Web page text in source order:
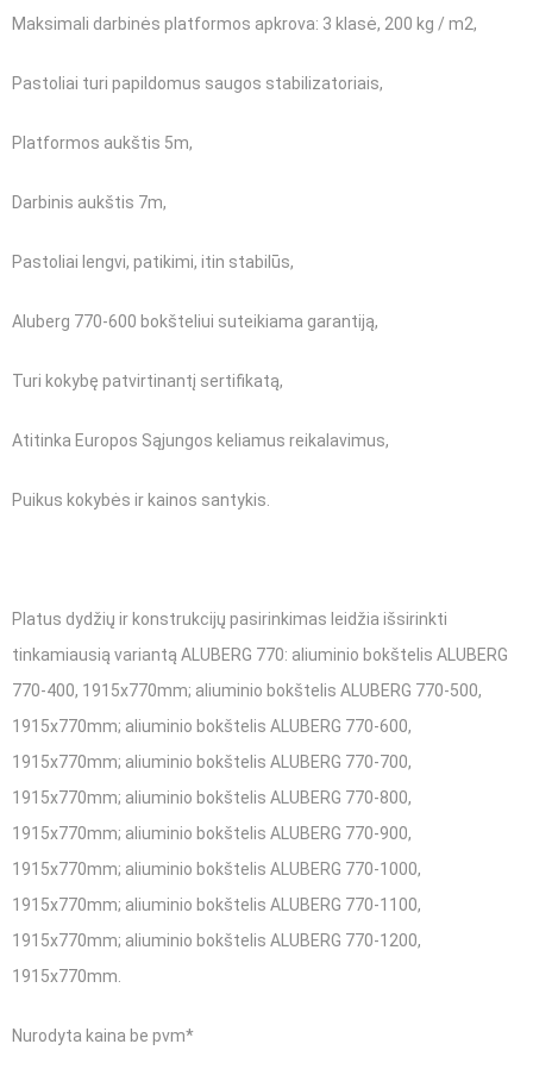
Maksimali darbinės platformos apkrova: 3 klasė, 200 kg / m2,
Pastoliai turi papildomus saugos stabilizatoriais,
Platformos aukštis 5m,
Darbinis aukštis 7m,
Pastoliai lengvi, patikimi, itin stabilūs,
Aluberg 770-600 bokšteliui suteikiama garantiją,
Turi kokybę patvirtinantį sertifikatą,
Atitinka Europos Sąjungos keliamus reikalavimus,
Puikus kokybės ir kainos santykis.
Platus dydžių ir konstrukcijų pasirinkimas leidžia išsirinkti
tinkamiausią variantą ALUBERG 770: aliuminio bokštelis ALUBERG
770-400, 1915x770mm; aliuminio bokštelis ALUBERG 770-500,
1915x770mm; aliuminio bokštelis ALUBERG 770-600,
1915x770mm; aliuminio bokštelis ALUBERG 770-700,
1915x770mm; aliuminio bokštelis ALUBERG 770-800,
1915x770mm; aliuminio bokštelis ALUBERG 770-900,
1915x770mm; aliuminio bokštelis ALUBERG 770-1000,
1915x770mm; aliuminio bokštelis ALUBERG 770-1100,
1915x770mm; aliuminio bokštelis ALUBERG 770-1200,
1915x770mm.
Nurodyta kaina be pvm*